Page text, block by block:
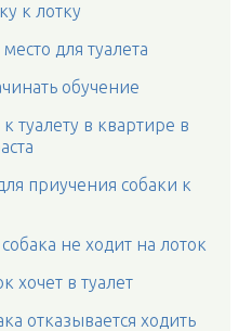
к лотку
для туалета
обучение
туалету в квартире в
приучения собаки к
не ходит на лоток
хочет в туалет
отказывается ходить